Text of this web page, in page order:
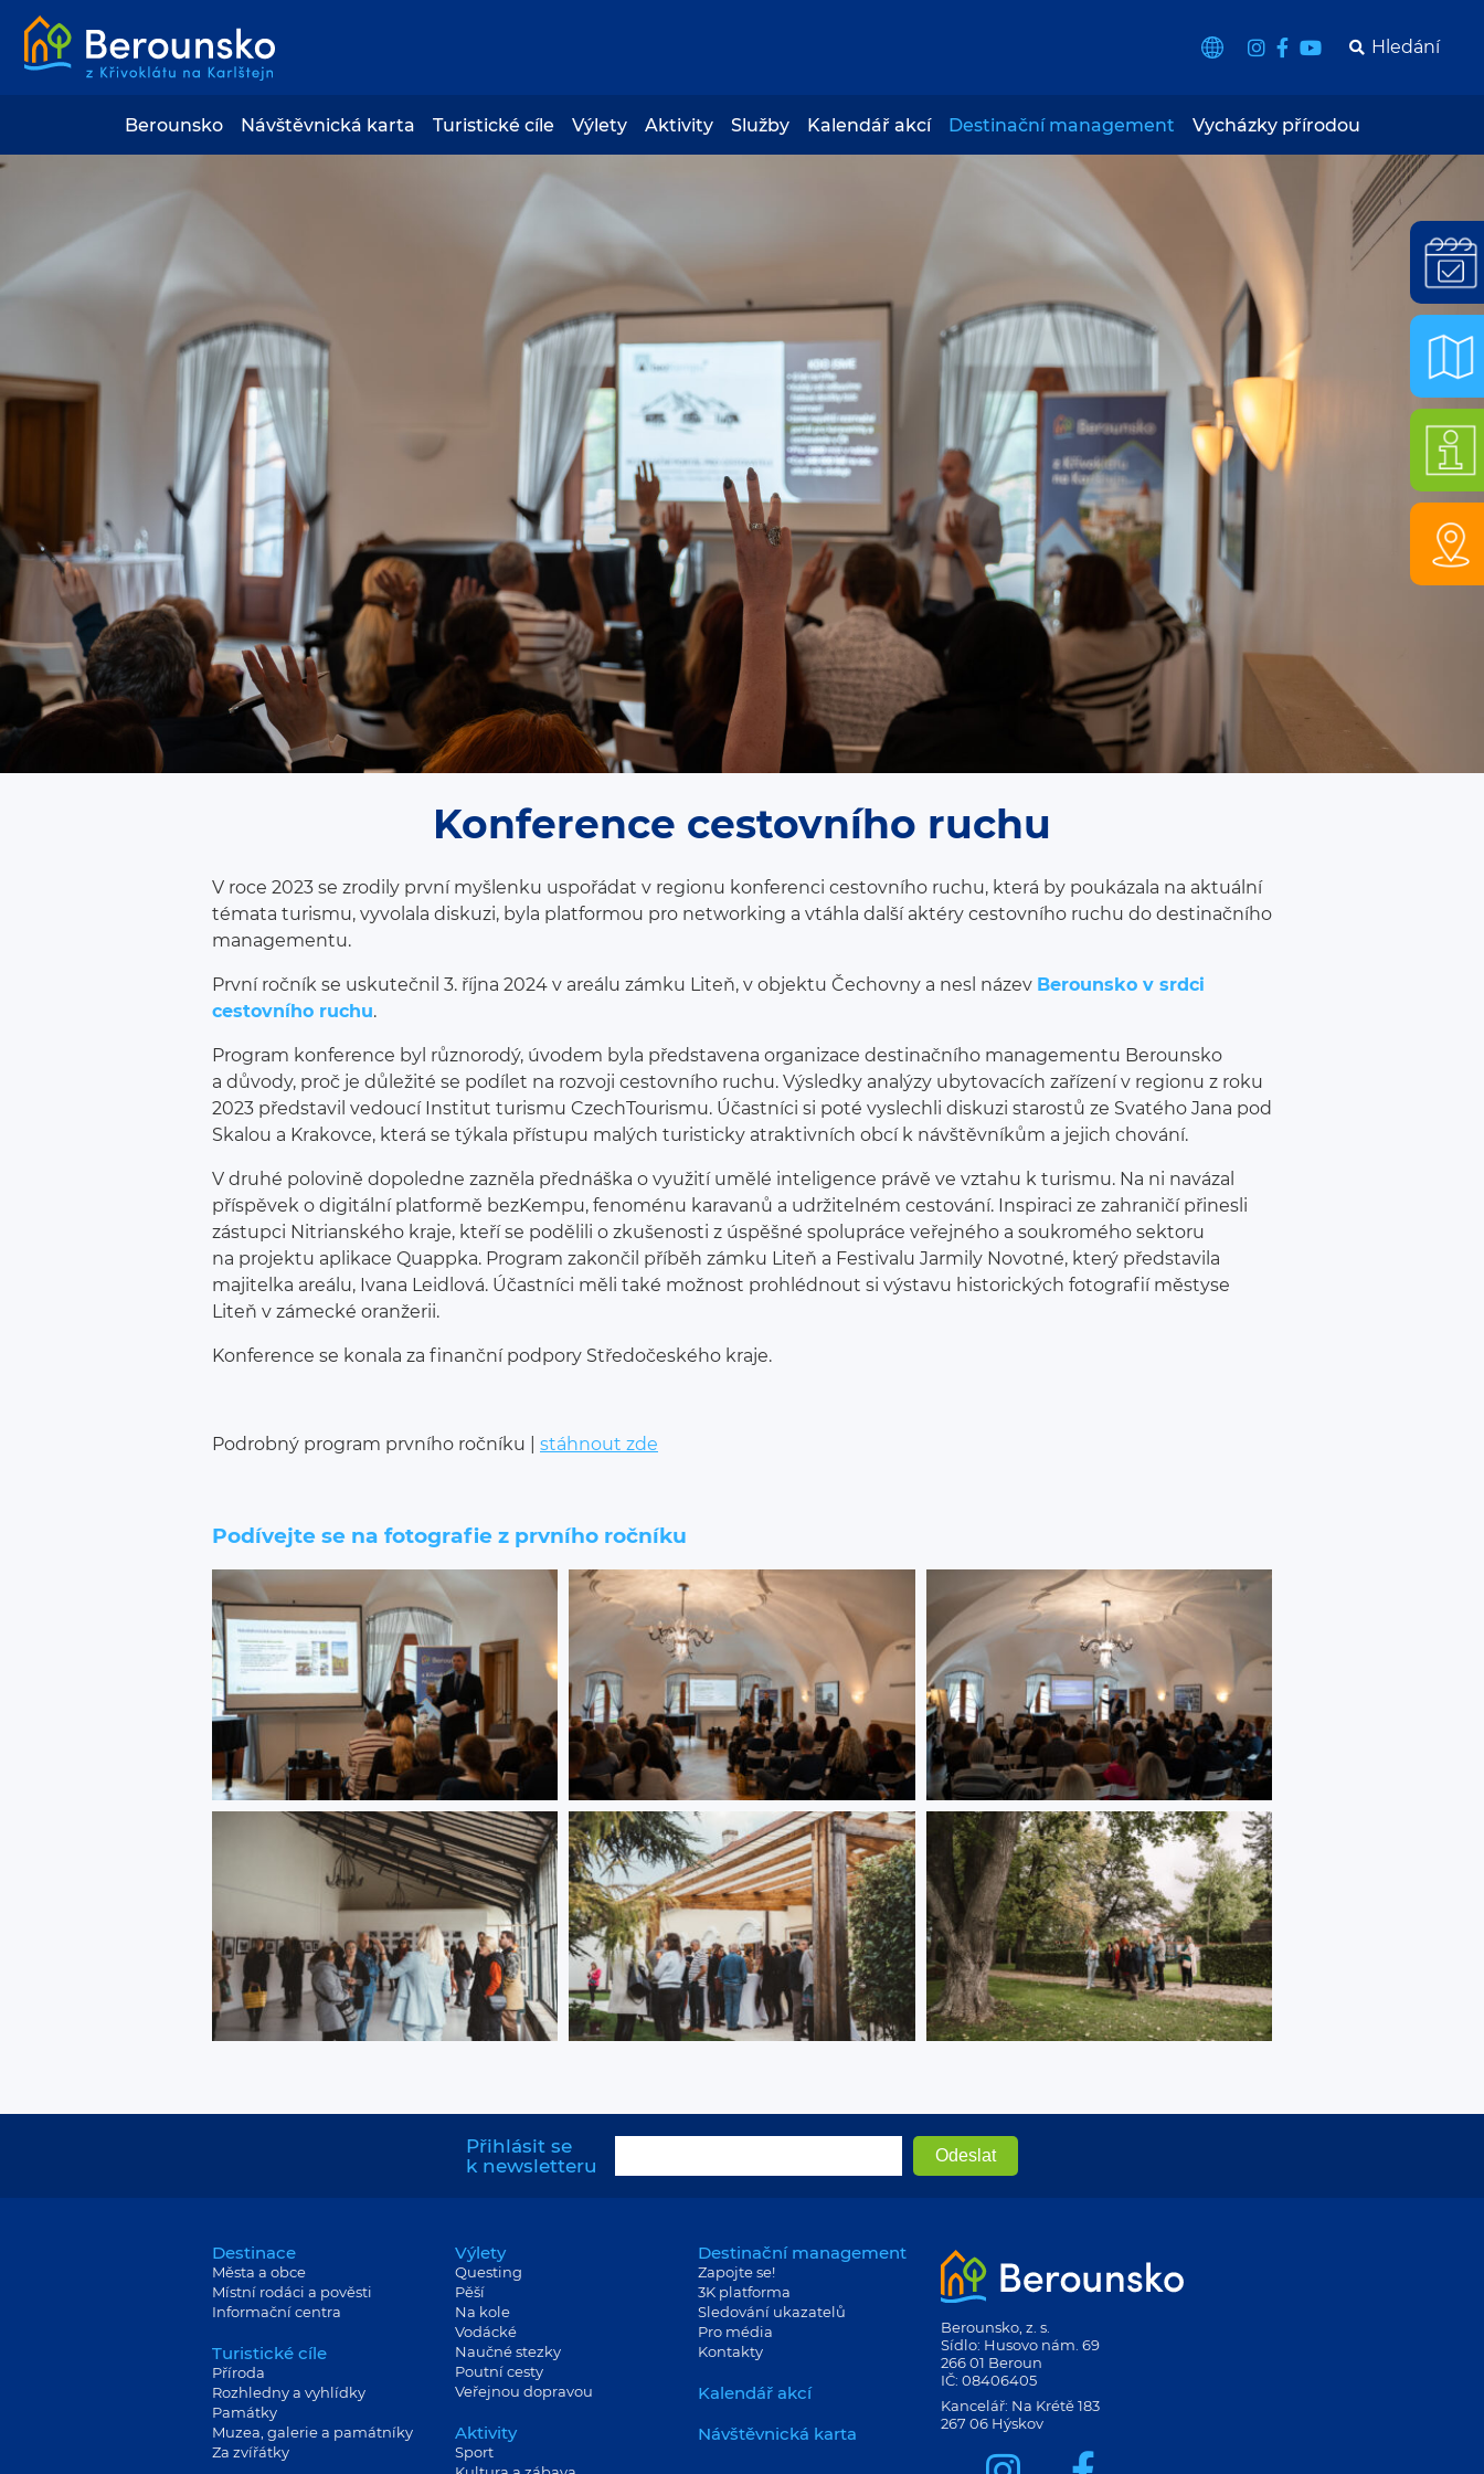
Berounsko Návštěvnická karta Turistické cíle Výlety Aktivity Služby Kalendář akcí Destinační management Vycházky přírodou
Konference cestovního ruchu
V roce 2023 se zrodily první myšlenku uspořádat v regionu konferenci cestovního ruchu, která by poukázala na aktuální
témata turismu, vyvolala diskuzi, byla platformou pro networking a vtáhla další aktéry cestovního ruchu do destinačního
managementu.
První ročník se uskutečnil 3. října 2024 v areálu zámku Liteň, v objektu Čechovny a nesl název Berounsko v srdci
cestovního ruchu.
Program konference byl různorodý, úvodem byla představena organizace destinačního managementu Berounsko
a důvody, proč je důležité se podílet na rozvoji cestovního ruchu. Výsledky analýzy ubytovacích zařízení v regionu z roku
2023 představil vedoucí Institut turismu CzechTourismu. Účastníci si poté vyslechli diskuzi starostů ze Svatého Jana pod
Skalou a Krakovce, která se týkala přístupu malých turisticky atraktivních obcí k návštěvníkům a jejich chování.
V druhé polovině dopoledne zazněla přednáška o využití umělé inteligence právě ve vztahu k turismu. Na ni navázal
příspěvek o digitální platformě bezKempu, fenoménu karavanů a udržitelném cestování. Inspiraci ze zahraničí přinesli
zástupci Nitrianského kraje, kteří se podělili o zkušenosti z úspěšné spolupráce veřejného a soukromého sektoru
na projektu aplikace Quappka. Program zakončil příběh zámku Liteň a Festivalu Jarmily Novotné, který představila
majitelka areálu, Ivana Leidlová. Účastníci měli také možnost prohlédnout si výstavu historických fotografií městyse
Liteň v zámecké oranžerii.
Konference se konala za finanční podpory Středočeského kraje.
Podrobný program prvního ročníku | stáhnout zde
Podívejte se na fotografie z prvního ročníku
Přihlásit se
k newsletteru
Destinace
Města a obce
Místní rodáci a pověsti
Informační centra
Turistické cíle
Příroda
Rozhledny a vyhlídky
Památky
Muzea, galerie a památníky
Za zvířátky
Výlety
Questing
Pěší
Na kole
Vodácké
Naučné stezky
Poutní cesty
Veřejnou dopravou
Aktivity
Sport
Destinační management
Zapojte se!
3K platforma
Sledování ukazatelů
Pro média
Kontakty
Kalendář akcí
Návštěvnická karta
Berounsko, z. s.
Sídlo: Husovo nám. 69
266 01 Beroun
IČ: 08406405
Kancelář: Na Krétě 183
267 06 Hýskov